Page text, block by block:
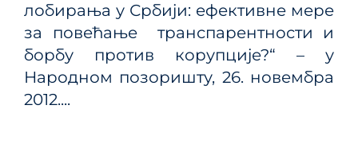
лобирања у Србији: ефективне мере
за повећање транспарентности и
борбу против корупције?“ – у
Народном позоришту, 26. новембра
2012....